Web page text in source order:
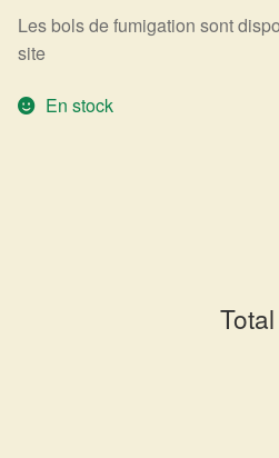
Ésotérisme : les pratiques
Les bols de fumigation sont
site
En stock